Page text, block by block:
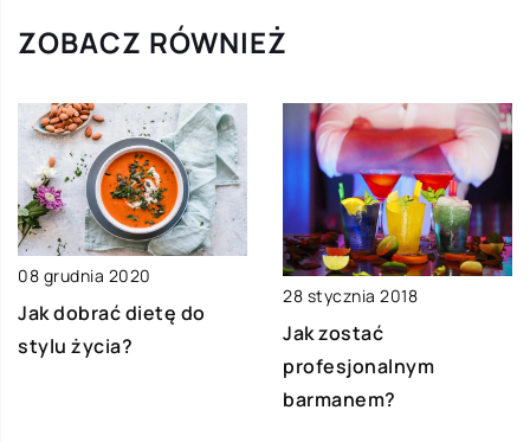
ZOBACZ RÓWNIEŻ
08 grudnia 2020
Jak dobrać dietę do
stylu życia?
28 stycznia 2018
Jak zostać
profesjonalnym
barmanem?